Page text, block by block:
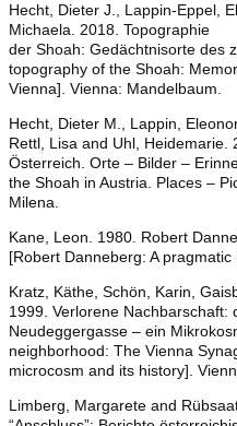
Hecht, Dieter J., Lappin-Eppel,
Michaela. 2018. Topographie
der Shoah: Gedächtnisorte des
topography of the Shoah:
Vienna]. Vienna: Mandelbaum.
Hecht, Dieter M., Lappin,
Rettl, Lisa and Uhl, Heidemarie.
Österreich. Orte – Bilder –
the Shoah in Austria. Places –
Milena.
Kane, Leon. 1980. Robert
[Robert Danneberg: A
Kratz, Käthe, Schön, Karin,
1999. Verlorene Nachbarschaft:
Neudeggergasse – ein
neighborhood: The Vienna
microcosm and its history].
Limberg, Margarete and